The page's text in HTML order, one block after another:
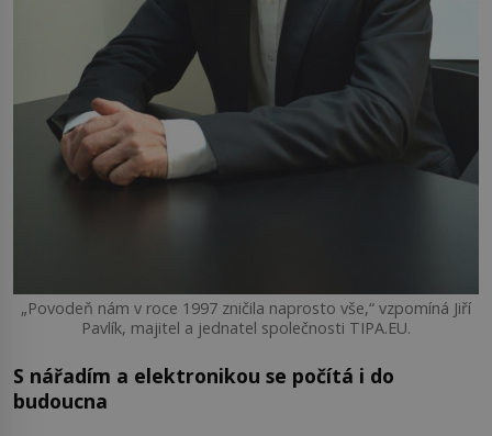
„Povodeň nám v roce 1997 zničila naprosto vše,“ vzpomíná Jiří
Pavlík, majitel a jednatel společnosti TIPA.EU.
S nářadím a elektronikou se počítá i do
budoucna